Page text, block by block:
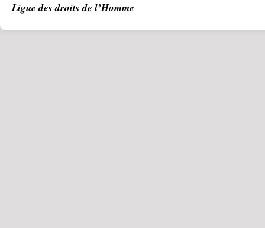
Ligue des droits de l’Homme